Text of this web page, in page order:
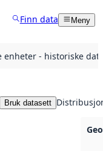
Finn data Meny
enheter - historiske
Bruk datasett